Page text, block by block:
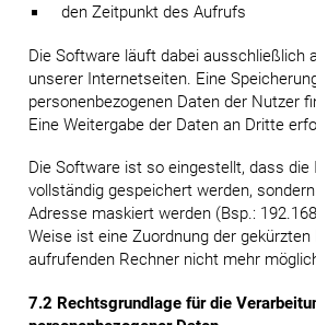
den Zeitpunkt des Aufrufs
Die Software läuft dabei ausschließlich
unserer Internetseiten. Eine
personenbezogenen Daten der Nutzer
Eine Weitergabe der Daten an Dritte
Die Software ist so eingestellt, dass die
vollständig gespeichert werden,
Adresse maskiert werden (Bsp.:
Weise ist eine Zuordnung der gekürzten
aufrufenden Rechner nicht mehr
7.2 Rechtsgrundlage für die